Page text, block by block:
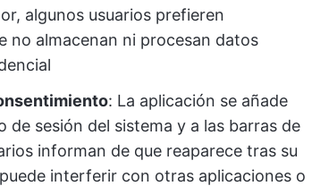
algunos usuarios prefieren
no almacenan ni procesan datos
: La aplicación se añade
sesión del sistema y a las barras de
informan de que reaparece tras su
interferir con otras aplicaciones o